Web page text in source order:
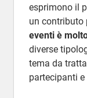
esprimono il
un contributo
eventi è
diverse
tema da
partecipanti